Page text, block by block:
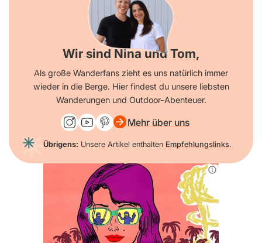
Wir sind Nina und Tom,
Als große Wanderfans zieht es uns natürlich immer
wieder in die Berge. Hier findest du unsere liebsten
Wanderungen und Outdoor-Abenteuer.
Mehr über uns
Übrigens: Unsere Artikel enthalten Empfehlungslinks.